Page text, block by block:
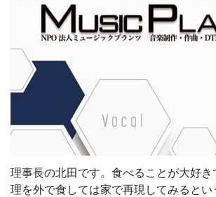
理事長の北田です。食べることが大好
理を外で食しては家で再現してみると